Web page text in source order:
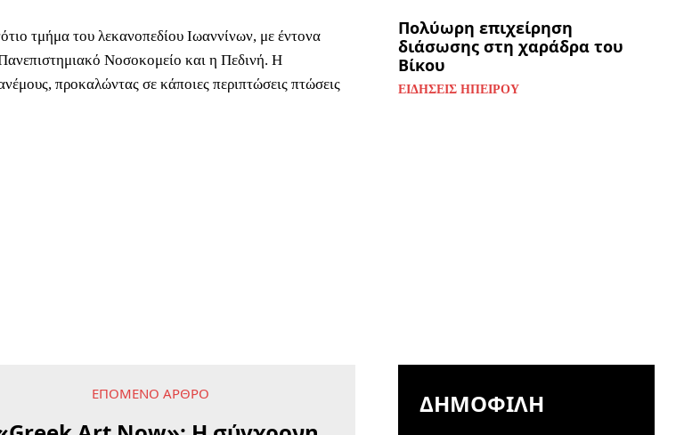
τμήμα του λεκανοπεδίου Ιωαννίνων, με έντονα
Νοσοκομείο και η Πεδινή. Η
προκαλώντας σε κάποιες περιπτώσεις πτώσεις
Πολύωρη επιχείρηση
διάσωσης στη χαράδρα του
Βίκου
ΕΙΔΉΣΕΙΣ ΗΠΕΊΡΟΥ
ΕΠΌΜΕΝΟ ΆΡΘΡΟ ΔΗΜΟΦΙΛΉ